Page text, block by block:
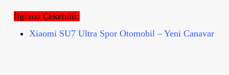
İlginizi Çekebilir:
Xiaomi SU7 Ultra Spor Otomobil – Yeni Canavar